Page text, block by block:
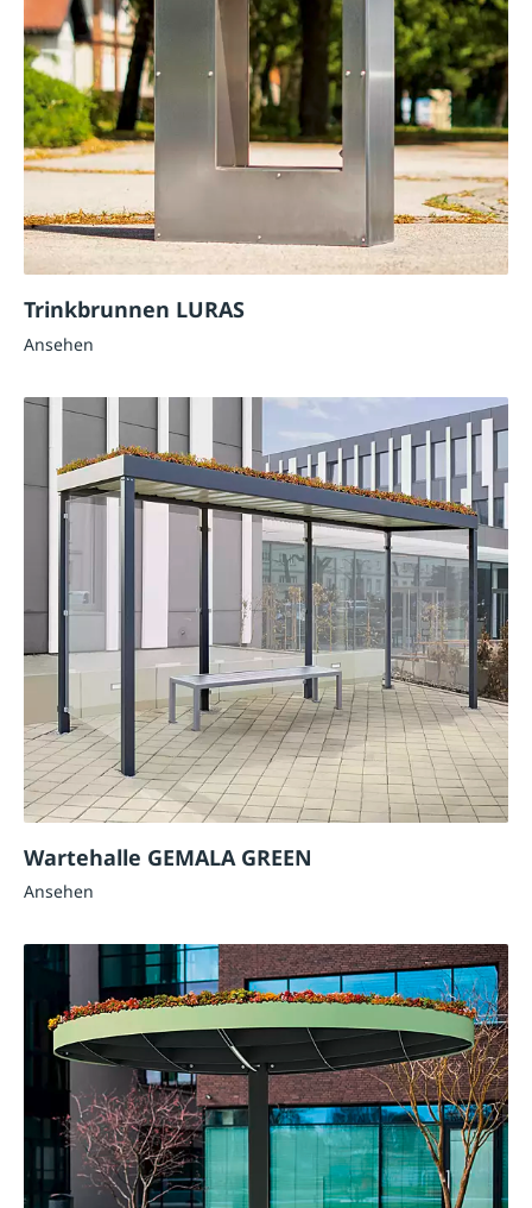
Trinkbrunnen LURAS
Ansehen
Wartehalle GEMALA GREEN
Ansehen